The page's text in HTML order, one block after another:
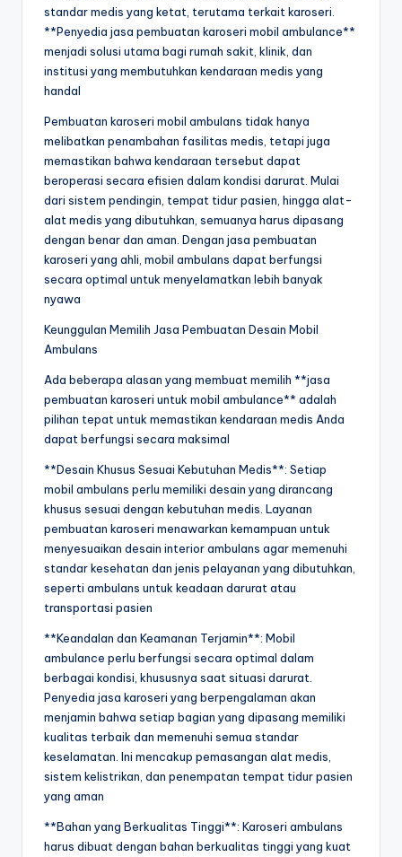
standar medis yang ketat, terutama terkait karoseri.
**Penyedia jasa pembuatan karoseri mobil ambulance**
menjadi solusi utama bagi rumah sakit, klinik, dan
institusi yang membutuhkan kendaraan medis yang
handal
Pembuatan karoseri mobil ambulans tidak hanya
melibatkan penambahan fasilitas medis, tetapi juga
memastikan bahwa kendaraan tersebut dapat
beroperasi secara efisien dalam kondisi darurat. Mulai
dari sistem pendingin, tempat tidur pasien, hingga alat-
alat medis yang dibutuhkan, semuanya harus dipasang
dengan benar dan aman. Dengan jasa pembuatan
karoseri yang ahli, mobil ambulans dapat berfungsi
secara optimal untuk menyelamatkan lebih banyak
nyawa
Keunggulan Memilih Jasa Pembuatan Desain Mobil
Ambulans
Ada beberapa alasan yang membuat memilih **jasa
pembuatan karoseri untuk mobil ambulance** adalah
pilihan tepat untuk memastikan kendaraan medis Anda
dapat berfungsi secara maksimal
**Desain Khusus Sesuai Kebutuhan Medis**: Setiap
mobil ambulans perlu memiliki desain yang dirancang
khusus sesuai dengan kebutuhan medis. Layanan
pembuatan karoseri menawarkan kemampuan untuk
menyesuaikan desain interior ambulans agar memenuhi
standar kesehatan dan jenis pelayanan yang dibutuhkan,
seperti ambulans untuk keadaan darurat atau
transportasi pasien
**Keandalan dan Keamanan Terjamin**: Mobil
ambulance perlu berfungsi secara optimal dalam
berbagai kondisi, khususnya saat situasi darurat.
Penyedia jasa karoseri yang berpengalaman akan
menjamin bahwa setiap bagian yang dipasang memiliki
kualitas terbaik dan memenuhi semua standar
keselamatan. Ini mencakup pemasangan alat medis,
sistem kelistrikan, dan penempatan tempat tidur pasien
yang aman
**Bahan yang Berkualitas Tinggi**: Karoseri ambulans
harus dibuat dengan bahan berkualitas tinggi yang kuat